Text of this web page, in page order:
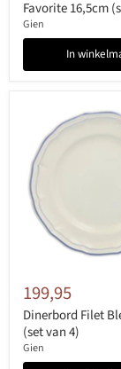
Favorite 16,5cm
Gien
In
199,95
Dinerbord Filet
(set van 4)
Gien